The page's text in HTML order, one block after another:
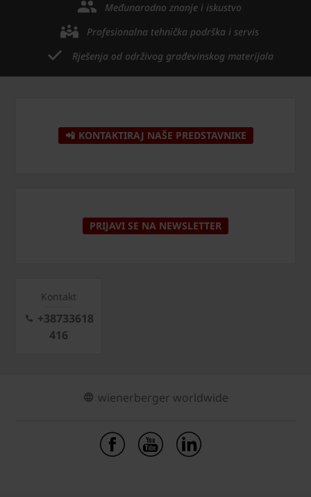
Međunarodno znanje i iskustvo
Profesionalna tehnička podrška i servis
Rješenja od održivog građevinskog materijala
📲 KONTAKTIRAJ NAŠE PREDSTAVNIKE
PRIJAVI SE NA NEWSLETTER
Kontakt
+38733618
416
wienerberger worldwide